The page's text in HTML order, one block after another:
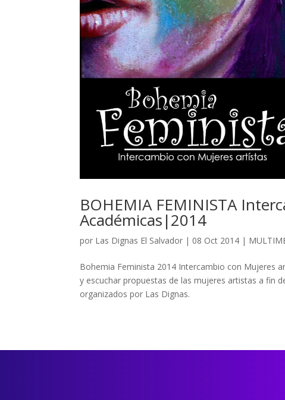
BOHEMIA FEMINISTA
Académicas|2014
por Las Dignas El Salvador | 08 Oct 2014 |
Bohemia Feminista 2014 Intercambio con Mujeres
y escuchar propuestas de las mujeres artistas a fin
organizados por Las Dignas.